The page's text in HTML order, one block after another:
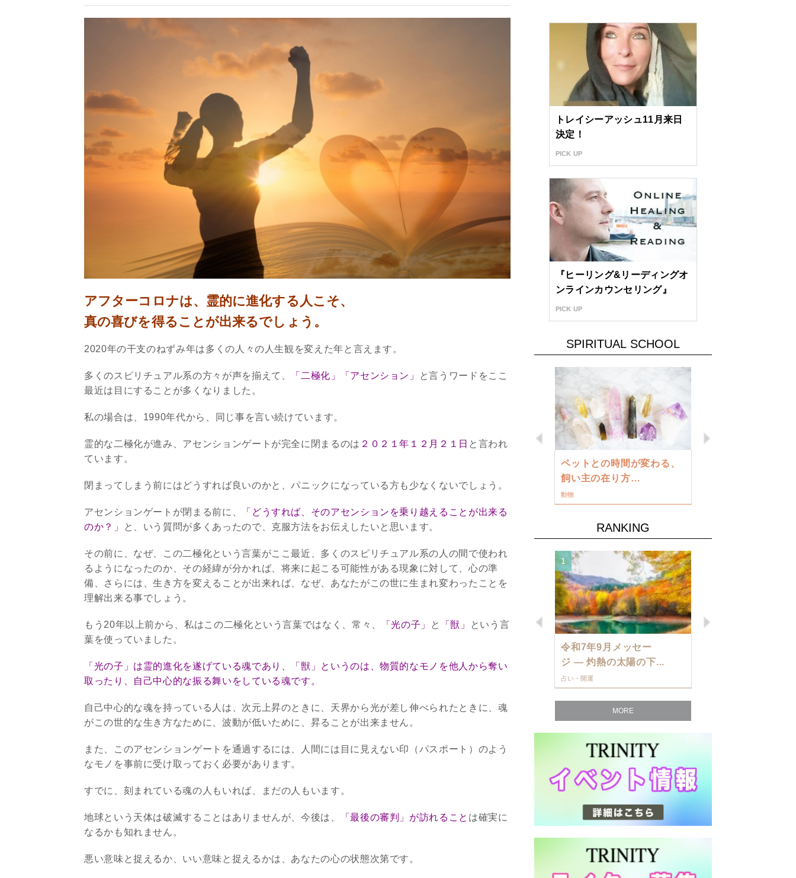
アフターコロナは、霊的に進化する人こそ、
真の喜びを得ることが出来るでしょう。
2020年の干支のねずみ年は多くの人々の人生観を変えた年と言えます。
多くのスピリチュアル系の方々が声を揃えて、 「二極化」「アセンション」
と言うワードをここ
最近は目にすることが多くなりました。
私の場合は、1990年代から、同じ事を言い続けています。
霊的な二極化が進み、アセンションゲートが完全に閉まるのは ２０２１年１２月２１日 と言われ
ています。
閉まってしまう前にはどうすれば良いのかと、パニックになっている方も少なくないでしょう。
アセンションゲートが閉まる前に、
「どうすれば、そのアセンションを乗り越えることが出来る
のか？」
と、いう質問が多くあったので、克服方法をお伝えしたいと思います。
その前に、なぜ、この二極化という言葉がここ最近、多くのスピリチュアル系の人の間で使われ
るようになったのか、その経緯が分かれば、将来に起こる可能性がある現象に対して、心の準
備、さらには、生き方を変えることが出来れば、なぜ、あなたがこの世に生まれ変わったことを
理解出来る事でしょう。
もう20年以上前から、私はこの二極化という言葉ではなく、常々、 「光の子」 と 「獣」
という言
葉を使っていました。
「光の子」は霊的進化を遂げている魂であり、「獣」というのは、物質的なモノを他人から奪い
取ったり、自己中心的な振る舞いをしている魂です。
自己中心的な魂を持っている人は、次元上昇のときに、天界から光が差し伸べられたときに、魂
がこの世的な生き方なために、波動が低いために、昇ることが出来ません。
また、このアセンションゲートを通過するには、人間には目に見えない印（パスポート）のよう
なモノを事前に受け取っておく必要があります。
すでに、刻まれている魂の人もいれば、まだの人もいます。
地球という天体は破滅することはありませんが、今後は、 「最後の審判」が訪れること は確実に
なるかも知れません。
悪い意味と捉えるか、いい意味と捉えるかは、あなたの心の状態次第です。
トレイシーアッシュ11月来日
決定！
PICK UP
『ヒーリング&リーディングオ
ンラインカウンセリング』
PICK UP
SPIRITUAL SCHOOL
Previous
スピリチュアルは現実を動
インタビュー
ペットとの時間が変わる、
飼い主の在り方…
動物
RANKING
Previous
【The Secret of...
1
令和7年9月メッセー
ジ — 灼熱の太陽の下...
占い・開運
MORE